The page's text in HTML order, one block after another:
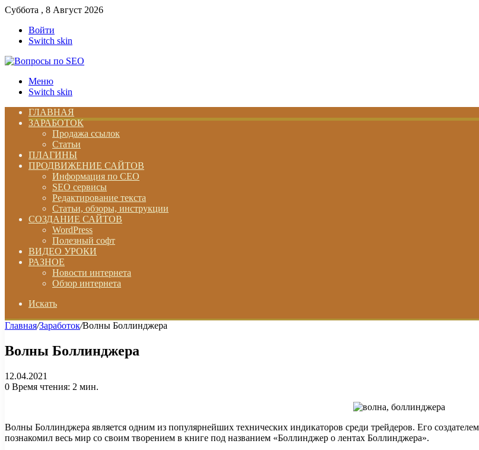
Суббота , 8 Август 2026
Войти
Switch skin
Меню
Switch skin
ГЛАВНАЯ
ЗАРАБОТОК
Продажа ссылок
Статьи
ПЛАГИНЫ
ПРОДВИЖЕНИЕ САЙТОВ
Информация по СЕО
SEO сервисы
Редактирование текста
Статьи, обзоры, инструкции
СОЗДАНИЕ САЙТОВ
WordPress
Полезный софт
ВИДЕО УРОКИ
РАЗНОЕ
Новости интернета
Обзор интернета
Искать
Главная/Заработок/Волны Боллинджера
Волны Боллинджера
12.04.2021
0 Время чтения: 2 мин.
Волны Боллинджера является одним из популярнейших технических индикаторов среди трейдеров. Его
познакомил весь мир со своим творением в книге под названием «Боллинджер о лентах Боллинджера».